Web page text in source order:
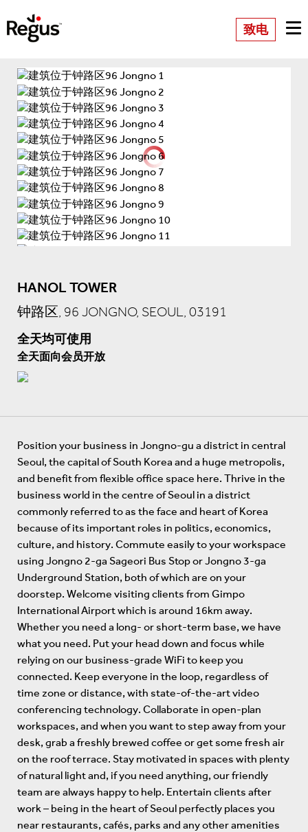
致电
HANOL TOWER
钟路区, 96 JONGNO, SEOUL, 03191
全天均可使用
全天面向会员开放
Position your business in Jongno-gu a district in central
Seoul, the capital of South Korea and a huge metropolis,
and benefit from flexible office space here. Thrive in the
business world in the centre of Seoul in a district
commonly referred to as the face and heart of Korea
because of its important roles in politics, economics,
culture, and history. Commute easily to your workspace
using Jongno 2-ga Sageori Bus Stop or Jongno 3-ga
Underground Station, both of which are on your
doorstep. Welcome visiting clients from Gimpo
International Airport which is around 16km away.
Whether you need a long- or short-term base, we have
what you need. Put your head down and focus while
relying on our business-grade WiFi to keep you
connected. Keep everyone in the loop, regardless of
time zone or distance, with state-of-the-art video
conferencing technology. Collaborate in open-plan
workspaces, and when you want to step away from your
desk, grab a freshly brewed coffee or get some fresh air
on the roof terrace. Stay motivated in spaces with plenty
of natural light and, if you need anything, our friendly
team are always happy to help. Entertain clients after
work – being in the heart of Seoul perfectly places you
near restaurants, cafés, parks and any other amenities